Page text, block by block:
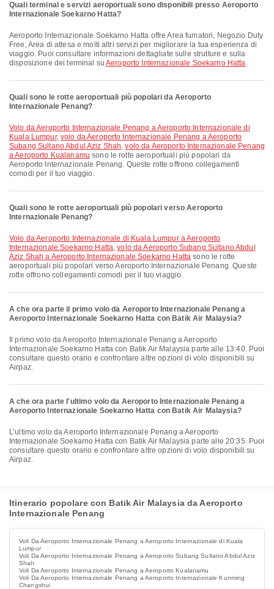
Quali terminal e servizi aeroportuali sono disponibili presso Aeroporto
Internazionale Soekarno Hatta?
Aeroporto Internazionale Soekarno Hatta offre Area fumatori, Negozio Duty
Free, Area di attesa e molti altri servizi per migliorare la tua esperienza di
viaggio. Puoi consultare informazioni dettagliate sulle strutture e sulla
disposizione dei terminal suAeroporto Internazionale Soekarno Hatta.
Quali sono le rotte aeroportuali più popolari da Aeroporto
Internazionale Penang?
volo da Aeroporto Internazionale Penang a Aeroporto Internazionale di
Kuala Lumpur, volo da Aeroporto Internazionale Penang a Aeroporto
Subang Sultano Abdul Aziz Shah,volo da Aeroporto Internazionale Penang
a Aeroporto Kualanamu sono le rotte aeroportuali più popolari da
Aeroporto Internazionale Penang. Queste rotte offrono collegamenti
comodi per il tuo viaggio.
Quali sono le rotte aeroportuali più popolari verso Aeroporto
Internazionale Penang?
volo da Aeroporto Internazionale di Kuala Lumpur a Aeroporto
Internazionale Soekarno Hatta,volo da Aeroporto Subang Sultano Abdul
Aziz Shah a Aeroporto Internazionale Soekarno Hatta sono le rotte
aeroportuali più popolari verso Aeroporto Internazionale Penang. Queste
rotte offrono collegamenti comodi per il tuo viaggio.
A che ora parte il primo volo da Aeroporto Internazionale Penang a
Aeroporto Internazionale Soekarno Hatta con Batik Air Malaysia?
Internazionale Soekarno Hatta con Batik Air Malaysia parte alle 13:40. Puoi
consultare questo orario e confrontare altre opzioni di volo disponibili su
Airpaz.
A che ora parte l'ultimo volo da Aeroporto Internazionale Penang a
Aeroporto Internazionale Soekarno Hatta con Batik Air Malaysia?
L’ultimo volo da Aeroporto Internazionale Penang a Aeroporto
Internazionale Soekarno Hatta con Batik Air Malaysia parte alle 20:35. Puoi
consultare questo orario e confrontare altre opzioni di volo disponibili su
Airpaz.
Itinerario popolare con Batik Air Malaysia da Aeroporto
Internazionale Penang
Voli Da Aeroporto Internazionale Penang a Aeroporto Internazionale di Kuala
Lumpur
Voli Da Aeroporto Internazionale Penang a Aeroporto Subang Sultano Abdul Aziz
Shah
Voli Da Aeroporto Internazionale Penang a Aeroporto Kualanamu
Voli Da Aeroporto Internazionale Penang a Aeroporto Internazionale Kunming
Changshui